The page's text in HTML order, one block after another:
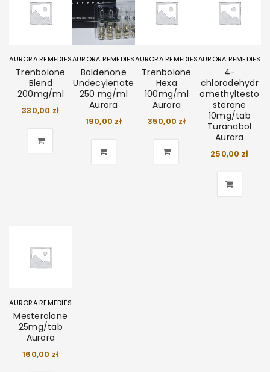
AURORA REMEDIES
Trenbolone
Blend
200mg/ml
330,00 zł
AURORA REMEDIES
Boldenone
Undecylenate
250 mg/ml
Aurora
190,00 zł
AURORA REMEDIES
Trenbolone
Hexa
100mg/ml
Aurora
350,00 zł
AURORA REMEDIES
4-
chlorodehydr
omethyltesto
sterone
10mg/tab
Turanabol
Aurora
250,00 zł
AURORA REMEDIES
Mesterolone
25mg/tab
Aurora
160,00 zł